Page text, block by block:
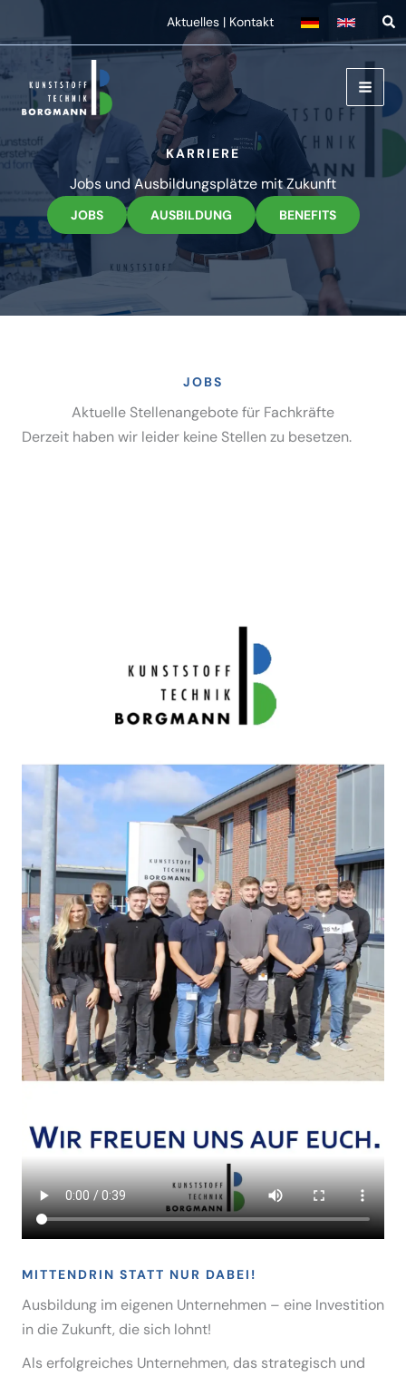
springen
Aktuelles| Kontakt
KARRIERE
Jobs und Ausbil­dungs­plätze mit Zukunft
JOBS AUSBILDUNG BENEFITS
JOBS
Aktuelle Stellen­an­gebote für Fachkräfte
Derzeit haben wir leider keine Stellen zu besetzen.
MITTENDRIN STATT NUR DABEI!
Ausbildung im eigenen Unter­nehmen – eine Inves­tition
in die Zukunft, die sich lohnt!
Als erfolg­reiches Unter­nehmen, das strate­gisch und